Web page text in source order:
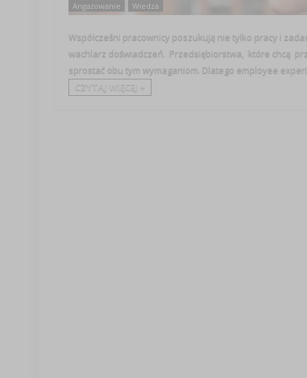
Angażowanie Wiedza
Współcześni pracownicy poszukują nie tylko pracy i
wachlarz doświadczeń. Przedsiębiorstwa, które chcą
sprostać obu tym wymaganiom. Dlatego employee
CZYTAJ WIĘCEJ +